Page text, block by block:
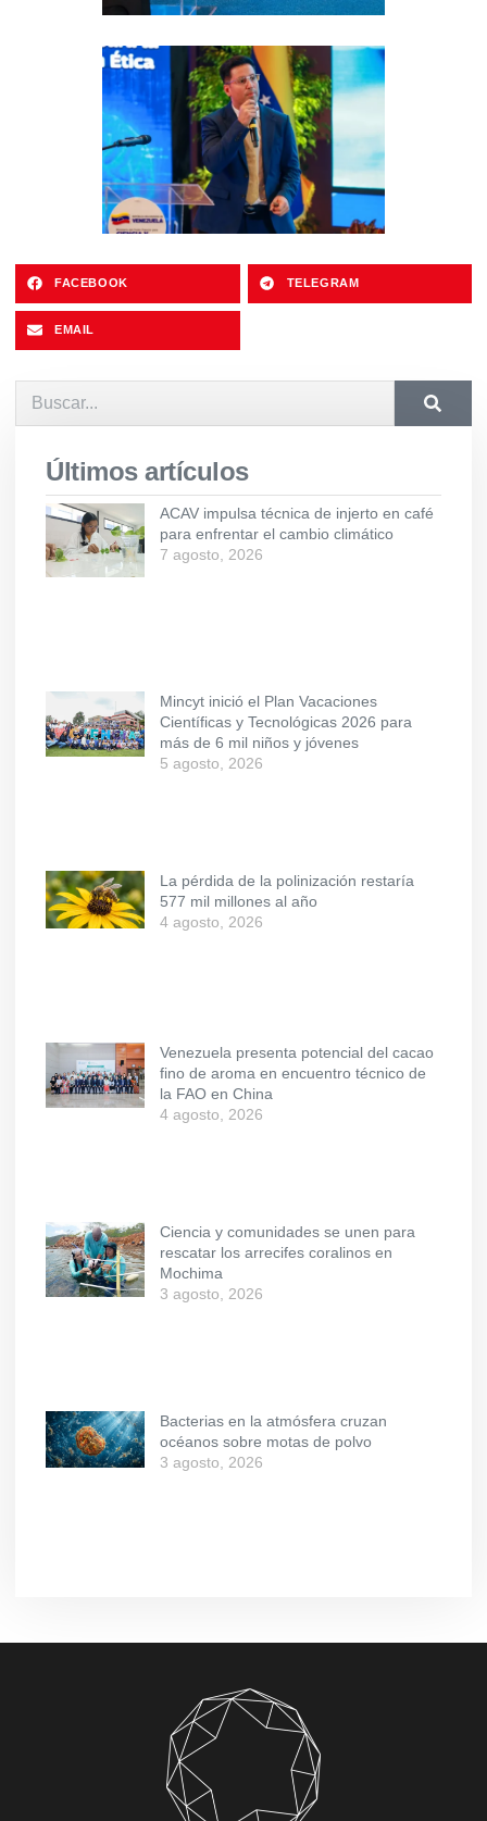
FACEBOOK TELEGRAM
EMAIL
Últimos artículos
ACAV impulsa técnica de injerto en café
para enfrentar el cambio climático
7 agosto, 2026
Mincyt inició el Plan Vacaciones
Científicas y Tecnológicas 2026 para
más de 6 mil niños y jóvenes
5 agosto, 2026
La pérdida de la polinización restaría
577 mil millones al año
4 agosto, 2026
Venezuela presenta potencial del cacao
fino de aroma en encuentro técnico de
la FAO en China
4 agosto, 2026
Ciencia y comunidades se unen para
rescatar los arrecifes coralinos en
Mochima
3 agosto, 2026
Bacterias en la atmósfera cruzan
océanos sobre motas de polvo
3 agosto, 2026